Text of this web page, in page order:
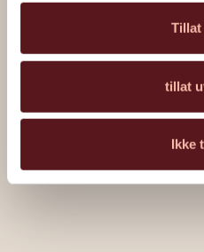
Tillat
tillat
Ikke
“Urfisk” av Håkon